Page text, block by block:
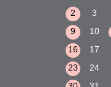
2
3
9
10
16
17
23
24